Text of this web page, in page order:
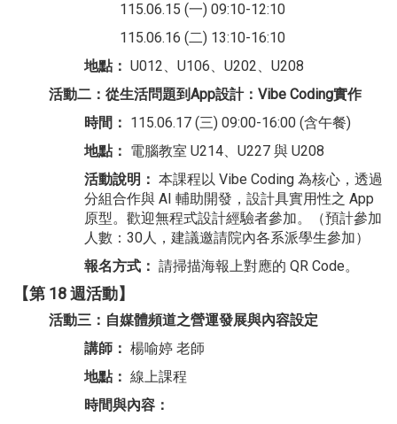
115.06.15 (一) 09:10-12:10
115.06.16 (二) 13:10-16:10
地點： U012、U106、U202、U208
活動二：從生活問題到App設計：Vibe Coding實作
時間： 115.06.17 (三) 09:00-16:00 (含午餐)
地點： 電腦教室 U214、U227 與 U208
活動說明： 本課程以 Vibe Coding 為核心，透過
分組合作與 AI 輔助開發，設計具實用性之 App
原型。歡迎無程式設計經驗者參加。（預計參加
人數：30人，建議邀請院內各系派學生參加）
報名方式： 請掃描海報上對應的 QR Code。
【第 18 週活動】
活動三：自媒體頻道之營運發展與內容設定
講師： 楊喻婷 老師
地點： 線上課程
時間與內容：